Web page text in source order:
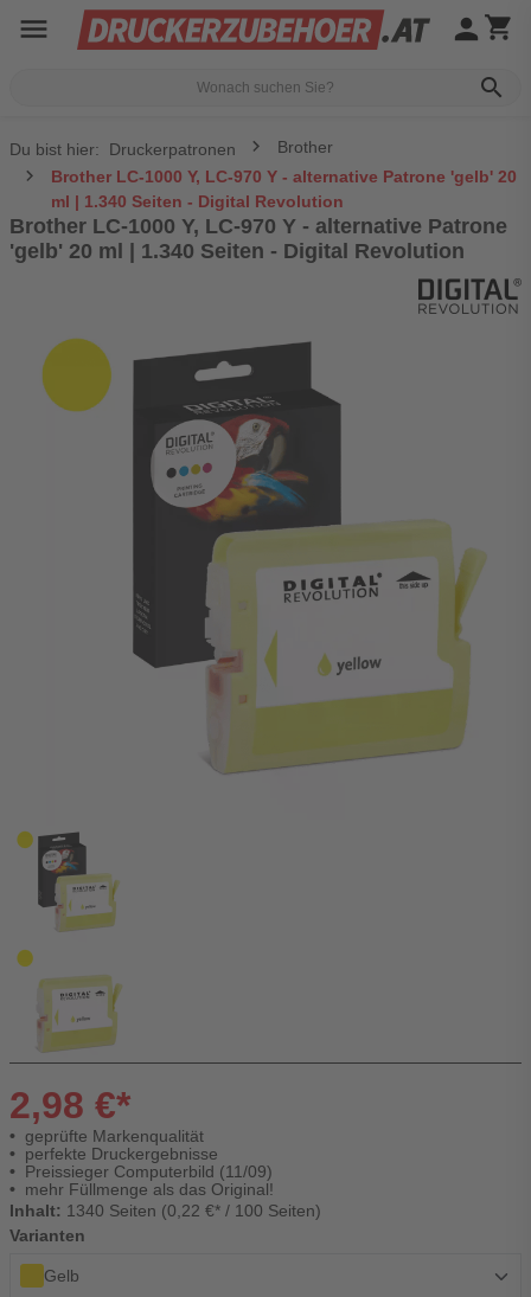
menu
search
person shopping_cart
Du bist hier: Druckerpatronen
Brother
Brother LC-1000 Y, LC-970 Y - alternative Patrone 'gelb' 20
ml | 1.340 Seiten - Digital Revolution
Brother LC-1000 Y, LC-970 Y - alternative Patrone
'gelb' 20 ml | 1.340 Seiten - Digital Revolution
2,98 €*
geprüfte Markenqualität
perfekte Druckergebnisse
Preissieger Computerbild (11/09)
mehr Füllmenge als das Original!
Inhalt: 1340 Seiten (0,22 €* / 100 Seiten)
Varianten
Gelb